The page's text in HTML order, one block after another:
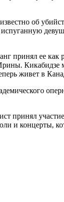
об
принял ее
Кикабидзе
живет в
принял
и концерты,